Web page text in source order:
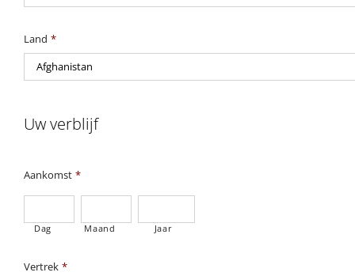
Land *
Uw verblijf
Aankomst *
Dag Maand Jaar
Vertrek *